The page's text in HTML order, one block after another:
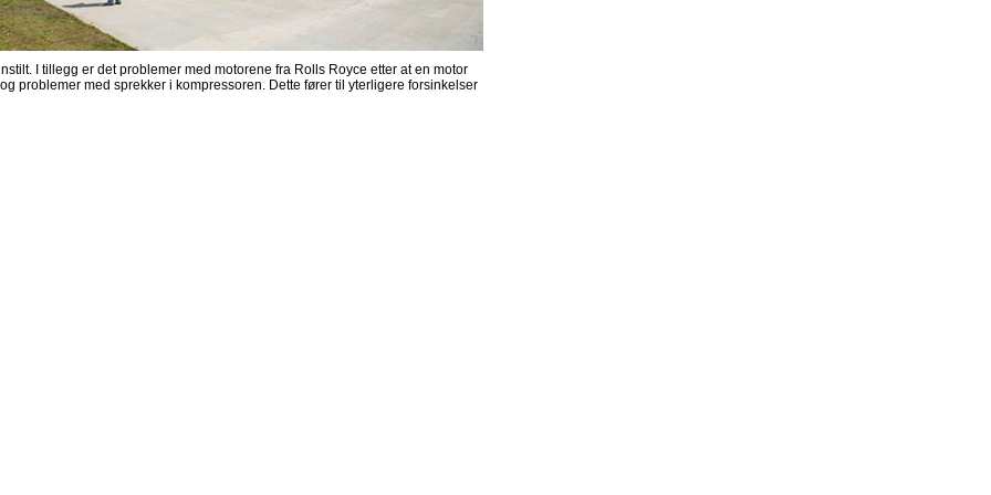
I tillegg er det problemer med motorene fra Rolls Royce etter at en motor
problemer med sprekker i kompressoren. Dette fører til yterligere forsinkelser